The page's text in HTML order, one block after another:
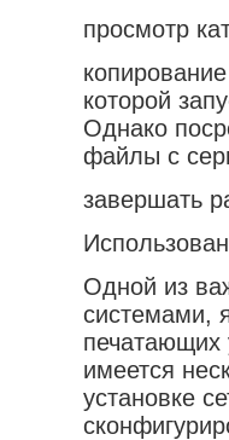
просмотр
которой
Однако
файлы с
завершать
Одной из
системами,
печатающих
имеется
установке